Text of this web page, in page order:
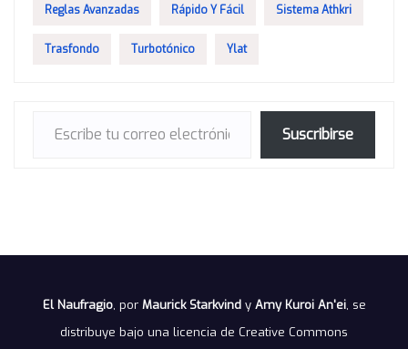
Reglas Avanzadas Rápido Y Fácil Sistema Athkri
Trasfondo Turbotónico Ylat
Suscribirse
El Naufragio, por Maurick Starkvindy Amy Kuroi An'ei, se
distribuye bajo una licencia de Creative Commons